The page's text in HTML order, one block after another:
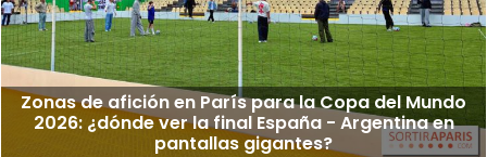
Zonas de afición en París para la Copa del Mundo
2026: ¿dónde ver la final España - Argentina en
pantallas gigantes?